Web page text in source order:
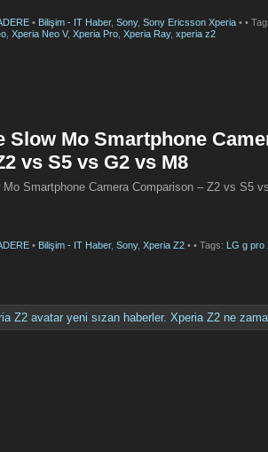
• Bilişim - IT Haber, Sony, Sony Ericsson Xperia • •
Xperia Neo V, Xperia Pro Xperia Ray, xperia z2
Slow Mo Smartphone
vs S5 vs G2 vs M8
Mo Smartphone Camera Comparison – Z2 vs S5
• Bilişim - IT Haber, Sony, Xperia Z2 • • Tags: LG g pro